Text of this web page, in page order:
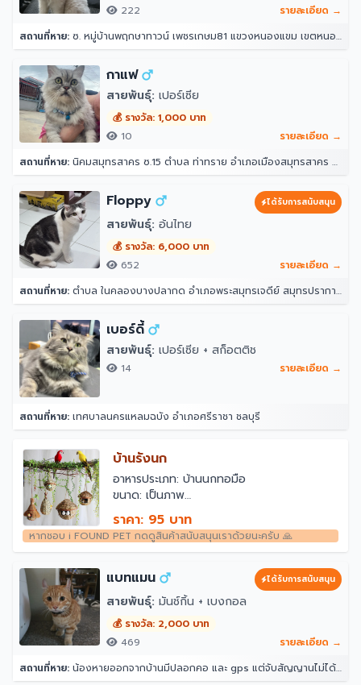
222
รายละเอียด →
สถานที่หาย: ซ. หมู่บ้านพฤกษาทาวน์ เพชรเกษม81 แขวงหนองแขม เขตหนองแขม กรุงเทพมหานคร 10160
กาแฟ
สายพันธุ์: เปอร์เซีย
💰 รางวัล: 1,000 บาท
10
รายละเอียด →
สถานที่หาย: นิคมสมุทรสาคร ซ.15 ตำบล ท่าทราย อำเภอเมืองสมุทรสาคร สมุทรสาคร 74000
Floppy ได้รับการสนับสนุน
สายพันธุ์: อ้นไทย
💰 รางวัล: 6,000 บาท
652
รายละเอียด →
สถานที่หาย: ตำบล ในคลองบางปลากด อำเภอพระสมุทรเจดีย์ สมุทรปราการ 10290
เบอร์ดี้
สายพันธุ์: เปอร์เซีย + สก็อตติช
14 รายละเอียด →
สถานที่หาย: เทศบาลนครแหลมฉบัง อำเภอศรีราชา ชลบุรี
บ้านรังนก
อาหารประเภท: บ้านนกทอมือ
ขนาด: เป็นภาพ
สี: เป็นภาพ
คุณสมบัติ: น้ำหนักเบาและทนทาน
แพคเกจนกทอมือ: 1 ชิ้น * บ้านนกทอ
เป็นสถานที่ที่อบอุ่นที่พักพิงสำหรับนกจากลม
หนาวฝนหรือหิมะกัดเย็น
คุณสามารถแขวนรองเท้านกหญ้าเหล่านี้ได้มาก
เท่าที่คุณต้องการรอบระเบียงหรือสวนของคุณ
เพื่อให้เป็นที่พักพิงที่อบอุ่นสบายสำหรับเพื่อนขน
รังนกหญ้าธรรมชาติแขวนบ้านนกฮัมมิงเบิร์ดทอ
ราคา: 95 บาท
หากชอบ i FOUND PET กดดูสินค้าสนับสนุนเราด้วยนะครับ 🙏
แบทแมน ได้รับการสนับสนุน
สายพันธุ์: มันช์กิ้น + เบงกอล
💰 รางวัล: 2,000 บาท
469
รายละเอียด →
สถานที่หาย: น้องหายออกจากบ้านมีปลอกคอ และ gps แต่จับสัญญานไม่ได้ จุดที่น้องหายล่าสุดคือ หลังบ้าน204 ราณี 7 แขวงคันนายาว เขตคันนายาว กรุงเทพมหานคร 10230